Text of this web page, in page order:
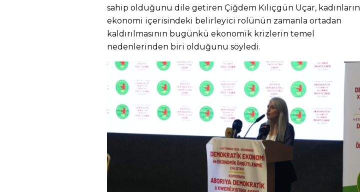
sahip olduğunu dile getiren Çiğdem Kılıçgün Uçar, kadınların
ekonomi içerisindeki belirleyici rolünün zamanla ortadan
kaldırılmasının bugünkü ekonomik krizlerin temel
nedenlerinden biri olduğunu söyledi.